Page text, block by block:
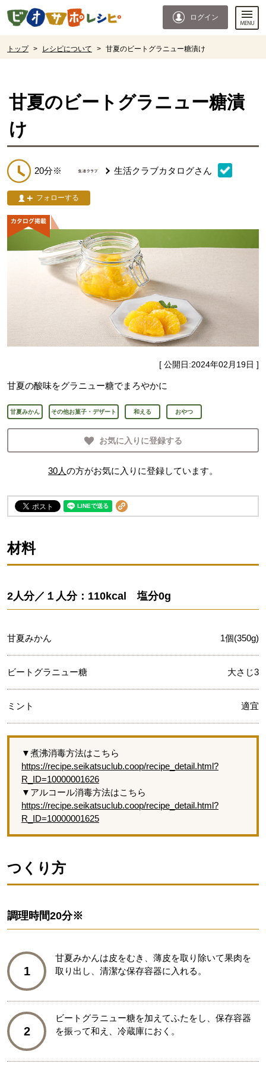
ページの先頭です。
ログイン
トップ > レシピについて > 甘夏のビートグラニュー糖漬け
甘夏のビートグラニュー糖漬
け
20分※ 生活クラブカタログさん
フォローする
[ 公開日:2024年02月19日 ]
甘夏の酸味をグラニュー糖でまろやかに
甘夏みかん その他お菓子・デザート 和える おやつ
お気に入りに登録する
30人の方がお気に入りに登録しています。
材料
2人分／１人分：110kcal 塩分0g
甘夏みかん 1個(350g)
ビートグラニュー糖 大さじ3
ミント 適宜
▼煮沸消毒方法はこちら
https://recipe.seikatsuclub.coop/recipe_detail.html?
R_ID=10000001626
▼アルコール消毒方法はこちら
https://recipe.seikatsuclub.coop/recipe_detail.html?
R_ID=10000001625
つくり方
調理時間20分※
1
甘夏みかんは皮をむき、薄皮を取り除いて果肉を
取り出し、清潔な保存容器に入れる。
2
ビートグラニュー糖を加えてふたをし、保存容器
を振って和え、冷蔵庫におく。